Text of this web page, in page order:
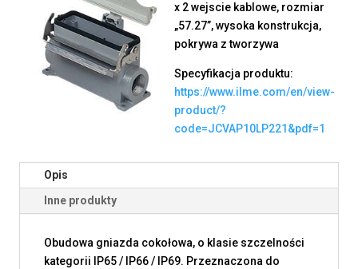
x 2 wejscie kablowe, rozmiar
„57.27”, wysoka konstrukcja,
pokrywa z tworzywa
Specyfikacja produktu:
https://www.ilme.com/en/view-
product/?
code=JCVAP10LP221&pdf=1
Opis
Inne produkty
Obudowa gniazda cokołowa, o klasie szczelności
kategorii IP65 / IP66 / IP69. Przeznaczona do